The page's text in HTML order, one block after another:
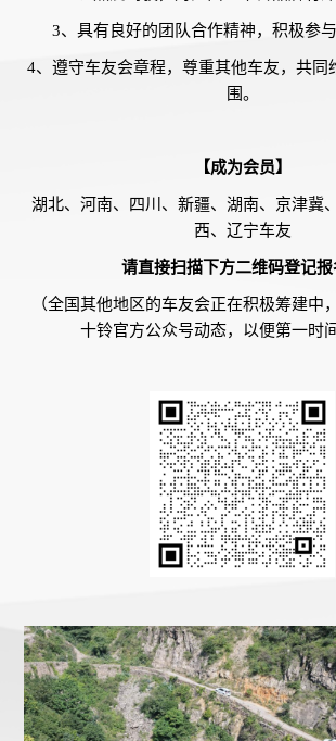
3、具有良好的团队合作精神，积极参与
4、遵守车友会章程，尊重其他车友，共同
围。
【成为会员】
湖北、河南、四川、新疆、湖南、京津冀
西、辽宁车友
请直接扫描下方二维码登记报
（全国其他地区的车友会正在积极筹建中
十铃官方公众号动态，以便第一时